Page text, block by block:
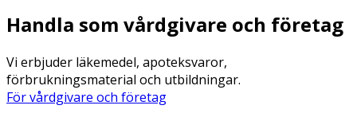
Handla som vårdgivare och företag
Vi erbjuder läkemedel, apoteksvaror,
förbrukningsmaterial och utbildningar.
För vårdgivare och företag